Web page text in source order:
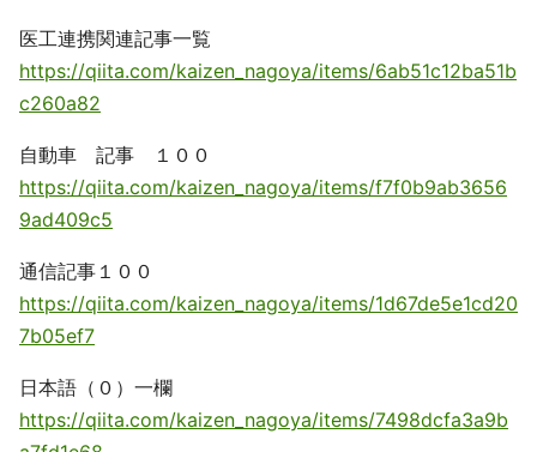
医工連携関連記事一覧
https://qiita.com/kaizen_nagoya/items/6ab51c12ba51b
c260a82
自動車 記事 １００
https://qiita.com/kaizen_nagoya/items/f7f0b9ab3656
9ad409c5
通信記事１００
https://qiita.com/kaizen_nagoya/items/1d67de5e1cd20
7b05ef7
日本語（０）一欄
https://qiita.com/kaizen_nagoya/items/7498dcfa3a9b